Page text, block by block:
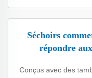
Séchoirs
répondre
Conçus avec des